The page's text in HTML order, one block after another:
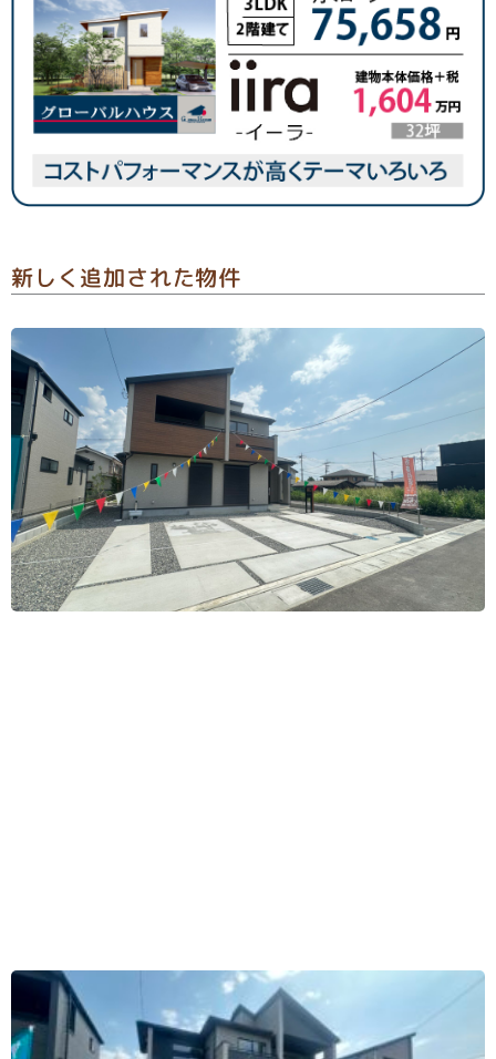
新しく追加された物件